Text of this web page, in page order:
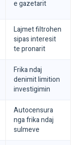
e gazetarit
Lajmet filtrohen
sipas interesit
te pronarit
Frika ndaj
denimit limition
investigimin
Autocensura
nga frika ndaj
sulmeve